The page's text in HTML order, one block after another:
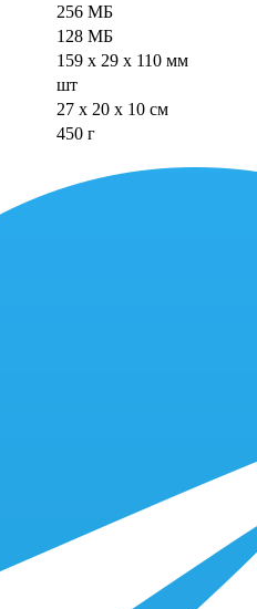
256 МБ
128 МБ
159 x 29 x 110 мм
шт
27 x 20 x 10 см
450 г